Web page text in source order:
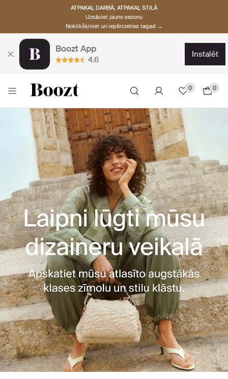
ATPAKAĻ DARBĀ, ATPAKAĻ STILĀ
Uzsāciet jauno sezonu
Noklikšķiniet un iepērcieties tagad →
Boozt App
4.6
instalēt
0 0